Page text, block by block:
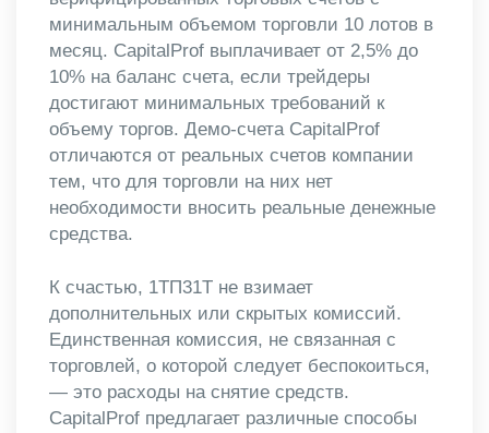
минимальным объемом торговли 10 лотов в
месяц. CapitalProf выплачивает от 2,5% до
10% на баланс счета, если трейдеры
достигают минимальных требований к
объему торгов. Демо-счета CapitalProf
отличаются от реальных счетов компании
тем, что для торговли на них нет
необходимости вносить реальные денежные
средства.
К счастью, 1ТП31Т не взимает
дополнительных или скрытых комиссий.
Единственная комиссия, не связанная с
торговлей, о которой следует беспокоиться,
— это расходы на снятие средств.
CapitalProf предлагает различные способы